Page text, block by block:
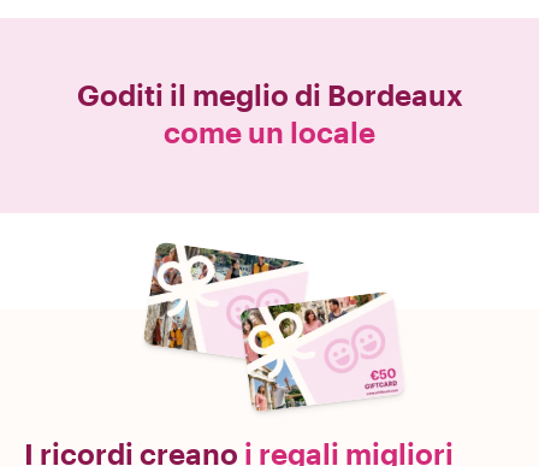
Goditi il meglio di Bordeaux
come un locale
I ricordi creano i regali migliori